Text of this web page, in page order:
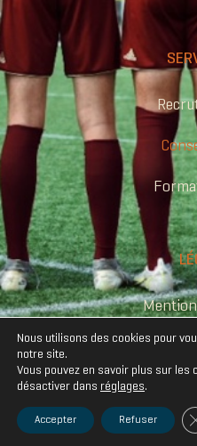
Politique de
© 2022 Comformance RH |
Nous utilisons des cookies pour
notre site.
Vous pouvez en savoir plus sur les
désactiver dans réglages.
Accepter Refuser